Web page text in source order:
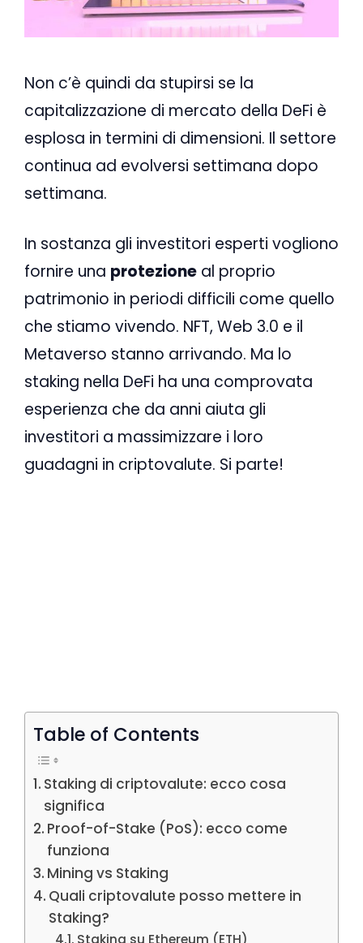
Non c’è quindi da stupirsi se la
capitalizzazione di mercato della DeFi è
esplosa in termini di dimensioni. Il settore
continua ad evolversi settimana dopo
settimana.
In sostanza gli investitori esperti vogliono
fornire una protezione al proprio
patrimonio in periodi difficili come quello
che stiamo vivendo. NFT, Web 3.0 e il
Metaverso stanno arrivando. Ma lo
staking nella DeFi ha una comprovata
esperienza che da anni aiuta gli
investitori a massimizzare i loro
guadagni in criptovalute. Si parte!
Table of Contents
Staking di criptovalute: ecco cosa
significa
Proof-of-Stake (PoS): ecco come
funziona
Mining vs Staking
Quali criptovalute posso mettere in
Staking?
Staking su Ethereum (ETH)